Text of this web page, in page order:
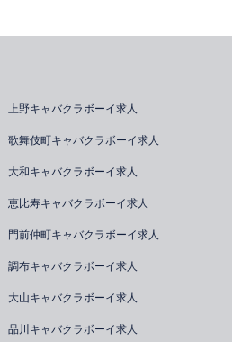
上野キャバクラボーイ求人
歌舞伎町キャバクラボーイ求人
大和キャバクラボーイ求人
恵比寿キャバクラボーイ求人
門前仲町キャバクラボーイ求人
調布キャバクラボーイ求人
大山キャバクラボーイ求人
品川キャバクラボーイ求人